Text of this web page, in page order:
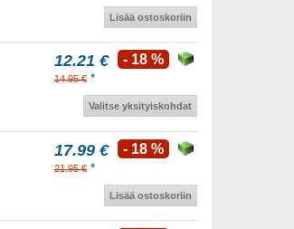
Lisää ostoskoriin
12.21 €
14.95 € *
- 18 %
Valitse yksityiskohdat
17.99 €
21.95 € *
- 18 %
Lisää ostoskoriin